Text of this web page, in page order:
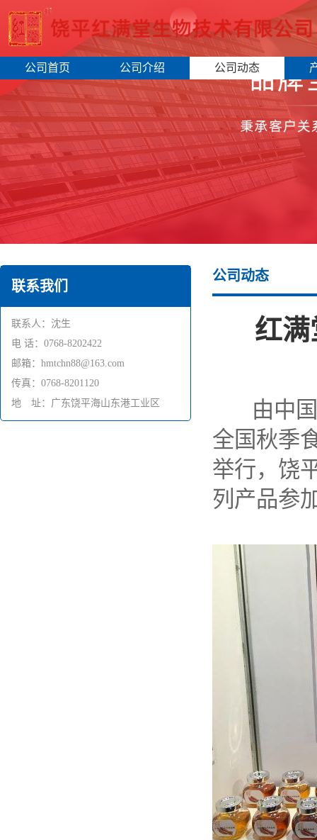
公司首页 公司介绍 公司动态
联系我们
联系人：沈生
电 话：0768-8202422
邮箱：hmtchn88@163.com
传真：0768-8201120
地 址：广东饶平海山东港工业区
公司动态
红
由中
全国秋季
举行，饶
列产品参